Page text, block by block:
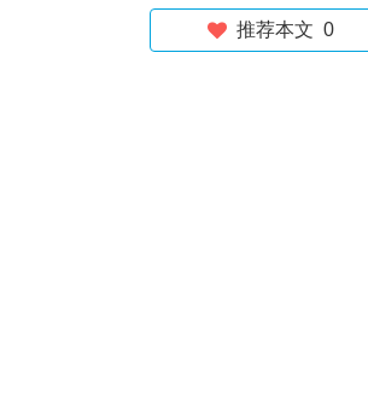
推荐本文 0